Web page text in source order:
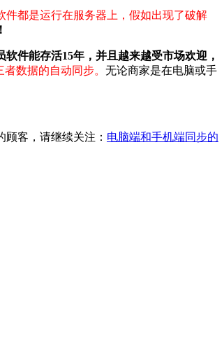
都是运行在服务器上，假如出现了破解
软件能存活15年，并且越来越受市场欢迎，
数据的自动同步。 无论商家是在电脑或手
客，请继续关注： 电脑端和手机端同步的